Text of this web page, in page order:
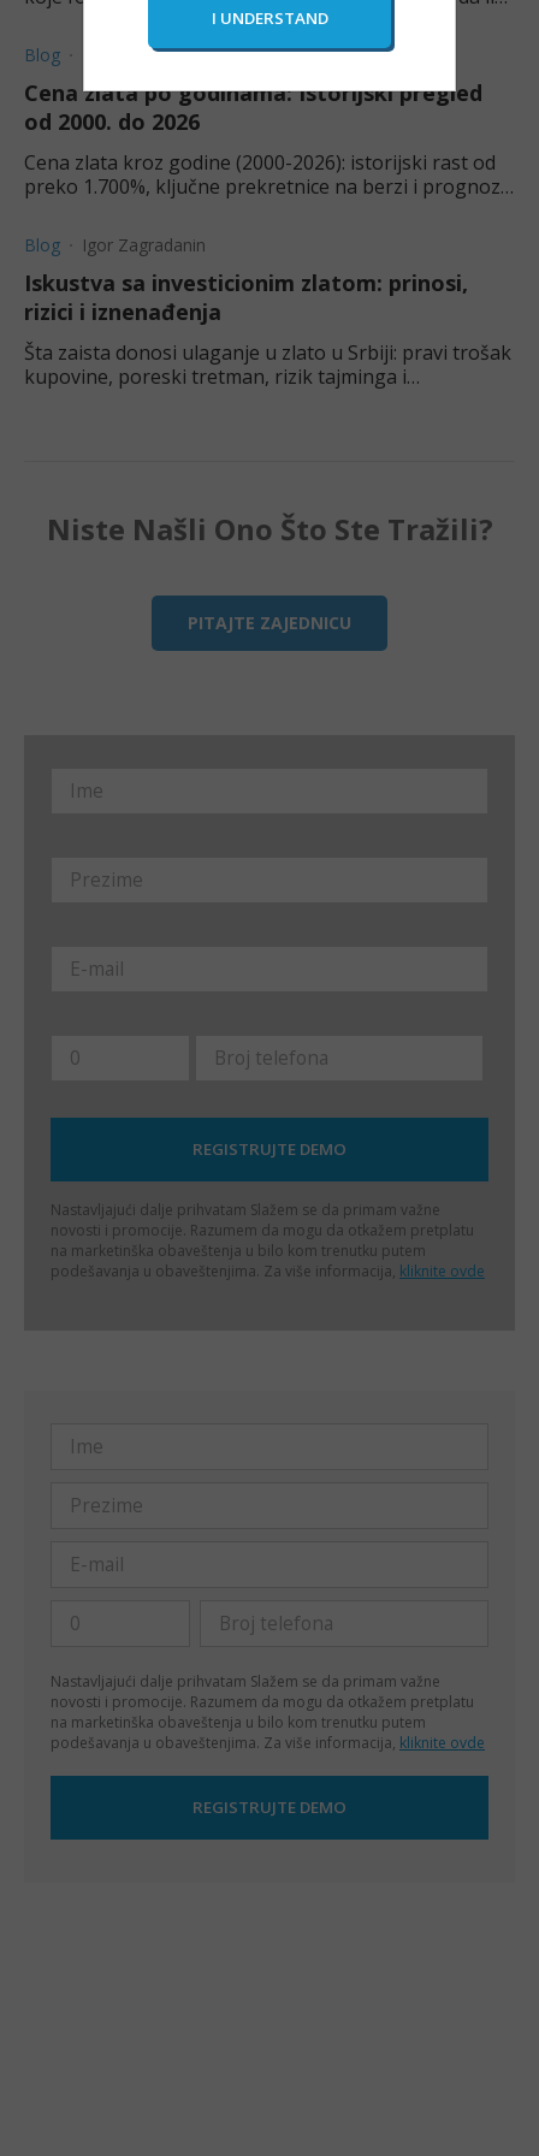
vam ova investicija odgovara.
Blog Ivana Matlak
Cena zlata po godinama: Istorijski pregled
od 2000. do 2026
Cena zlata kroz godine (2000-2026): istorijski rast od
preko 1.700%, ključne prekretnice na berzi i prognoza
Blog Igor Zagradanin
Iskustva sa investicionim zlatom: prinosi,
rizici i iznenađenja
Šta zaista donosi ulaganje u zlato u Srbiji: pravi trošak
kupovine, poreski tretman, rizik tajminga i
Niste Našli Ono Što Ste Tražili?
PITAJTE ZAJEDNICU
Nastavljajući dalje prihvatam Slažem se da primam važne
novosti i promocije. Razumem da mogu da otkažem pretplatu
na marketinška obaveštenja u bilo kom trenutku putem
podešavanja u obaveštenjima. Za više informacija, kliknite ovde
Nastavljajući dalje prihvatam Slažem se da primam važne
novosti i promocije. Razumem da mogu da otkažem pretplatu
na marketinška obaveštenja u bilo kom trenutku putem
podešavanja u obaveštenjima. Za više informacija, kliknite ovde